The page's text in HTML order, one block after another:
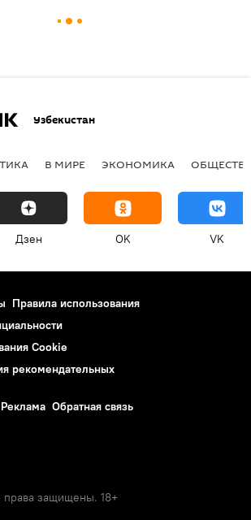
Узбекистан
В МИРЕ ЭКОНОМИКА
Дзен OK VK
Правила использования
Cookie
рекомендательных
Реклама Обратная связь
защищены. 18+